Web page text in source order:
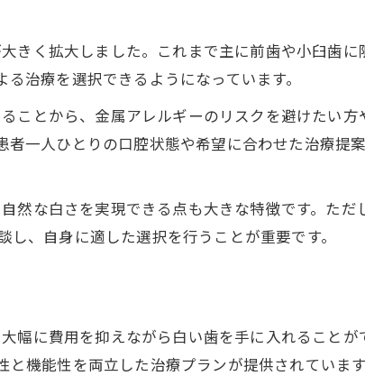
岡山市でCAD/CAM治療を選ぶべき理由
CAD/CAM冠の見た目と持続性の特徴
CAD/CAM冠で審美性と耐久性を両立させる
審美性重視派におすすめのCAD/CAM治療
CAD/CAM冠の色調や質感を比較するポイント
CAD/CAM冠の費用対効果を徹底検証
保険適用で受けられるコスパ重視のCAD/CAM
きく拡大しました。これまで主に前歯や小臼歯
治療を選択できるようになっています。
ことから、金属アレルギーのリスクを避けたい
一人ひとりの口腔状態や希望に合わせた治療提
然な白さを実現できる点も大きな特徴です。た
、自身に適した選択を行うことが重要です。
幅に費用を抑えながら白い歯を手に入れること
機能性を両立した治療プランが提供されていま